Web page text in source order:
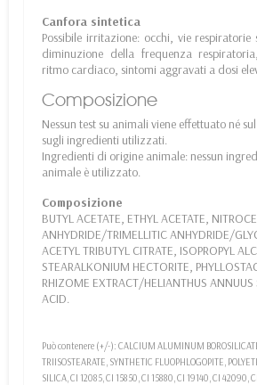
Canfora sintetica
Possibile irritazione: occhi, vie respiratorie
diminuzione della frequenza
ritmo cardiaco, sintomi aggravati a dosi
Composizione
Nessun test su animali viene effettuato né
sugli ingredienti utilizzati.
Ingredienti di origine animale: nessun
animale è utilizzato.
Composizione
BUTYL ACETATE, ETHYL ACETATE,
ANHYDRIDE/TRIMELLITIC ANHYDRIDE/
ACETYL TRIBUTYL CITRATE, ISOPROPYL
STEARALKONIUM HECTORITE,
RHIZOME EXTRACT/HELIANTHUS ANNUUS
ACID.
Può contenere (+/-): CALCIUM ALUMINUM
TRIISOSTEARATE, SYNTHETIC FLUOPHLOGOPITE,
SILICA, CI 12085, CI 15850, CI 15880, CI 19140, CI 42090,